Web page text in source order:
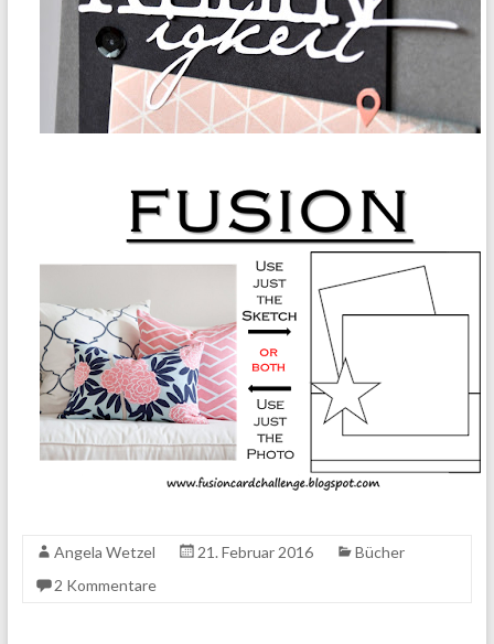
Angela Wetzel 21. Februar 2016
Bücher
2 Kommentare